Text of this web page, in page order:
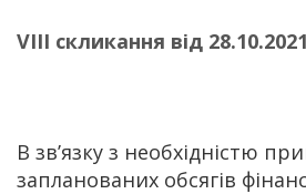
VIІІ скликання від
В зв’язку з необхідністю
запланованих обсягів